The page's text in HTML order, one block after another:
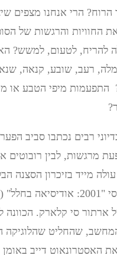
הרי אנחנו מצפים
החוויות והרגשות של
להריח, לטעום, למשש?
רעב, שובע, קנאה,
התפעמות מיפי הטבע או
רבים נכתבו סביב
מרגשות, לבין רובוטים
מייד בזיכרון הסצנה
ארתור סי קלארק. הכוונה
שהחליט שהלוגיקה
האסטרונאוט דייב באומן